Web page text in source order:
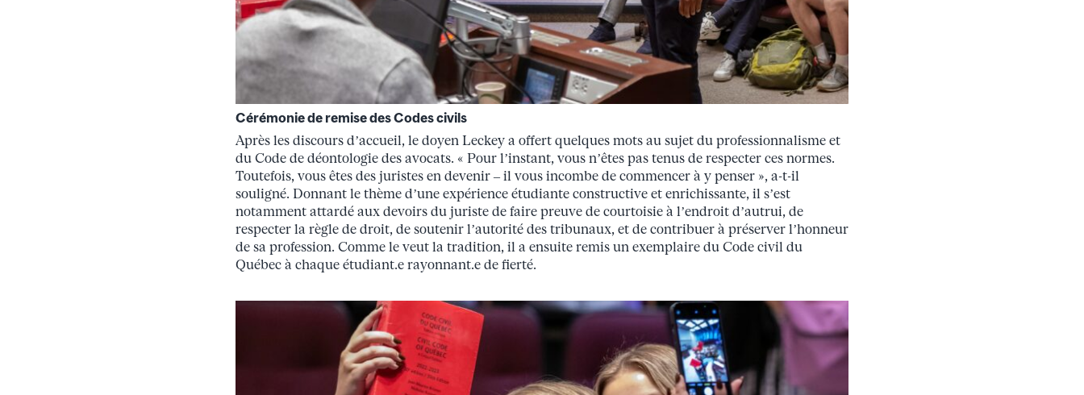
Cérémonie de remise des Codes civils
Après les discours d’accueil, le doyen Leckey a offert quelques mots au sujet du professionnalisme et
du Code de déontologie des avocats. « Pour l’instant, vous n’êtes pas tenus de respecter ces normes.
Toutefois, vous êtes des juristes en devenir – il vous incombe de commencer à y penser », a-t-il
souligné. Donnant le thème d’une expérience étudiante constructive et enrichissante, il s’est
notamment attardé aux devoirs du juriste de faire preuve de courtoisie à l’endroit d’autrui, de
respecter la règle de droit, de soutenir l’autorité des tribunaux, et de contribuer à préserver l’honneur
de sa profession. Comme le veut la tradition, il a ensuite remis un exemplaire du Code civil du
Québec à chaque étudiant.e rayonnant.e de fierté.